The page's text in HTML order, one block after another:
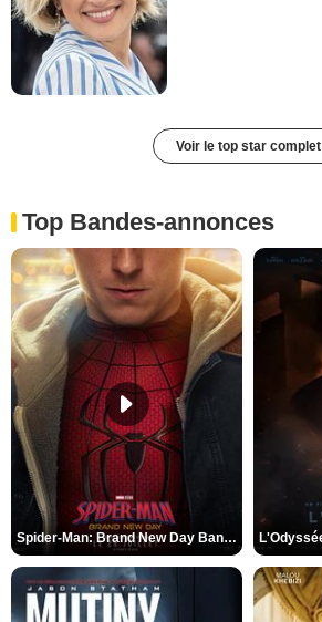
Voir le top star complet
Top Bandes-annonces
Spider-Man: Brand New Day Bande-annonce VO STFR